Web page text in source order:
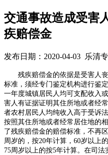
交通事故造成受害
疾赔偿金
发布日期：2020-04-03 乐清
残疾赔偿金的依据是受害人
标准，须经专门鉴定机构进行鉴
一年度城镇居民人均可支配收入
害人有证据证明其住所地或者经
者农村居民人均纯收入高于受诉
按照其住所地或者经常居住地的
了残疾赔偿金的赔偿标准，不再
周岁的，按20年计算， 60岁以上
75周岁以上的按5年计算。在司法